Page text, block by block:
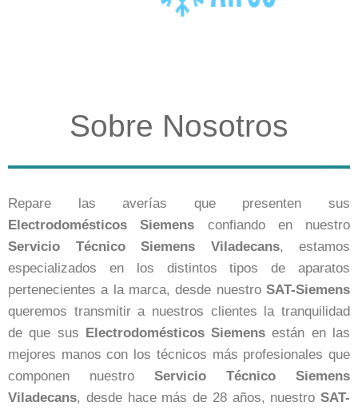
Sobre Nosotros
Repare las averías que presenten sus
Electrodomésticos
Siemens confiando en nuestro
Servicio Técnico Siemens Viladecans, estamos
especializados en los distintos tipos de aparatos
pertenecientes a la marca, desde nuestro SAT-Siemens
queremos transmitir a nuestros clientes la tranquilidad
de que sus Electrodomésticos Siemens están en las
mejores manos con los técnicos más profesionales que
componen nuestro Servicio Técnico Siemens
Viladecans, desde hace más de 28 años, nuestro SAT-